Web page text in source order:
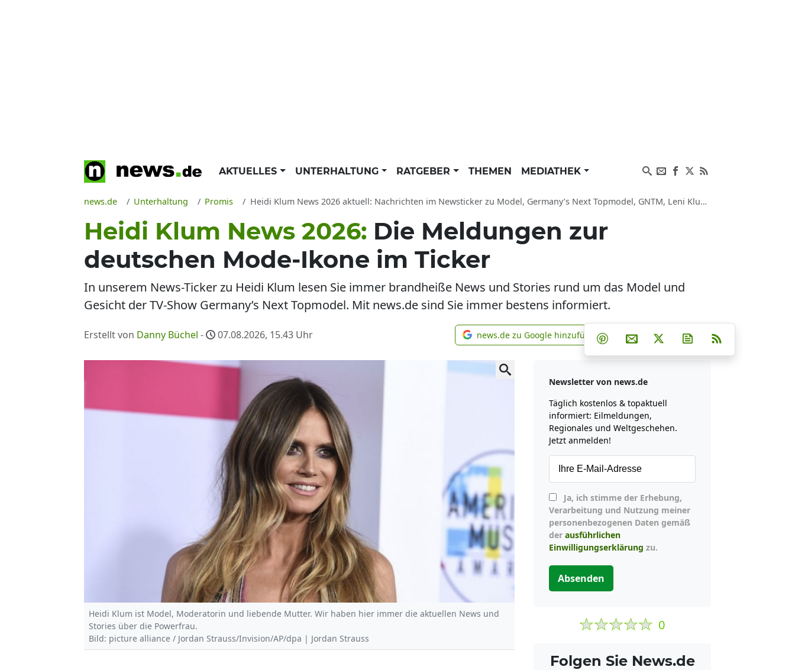
AKTUELLES UNTERHALTUNG RATGEBER THEMEN MEDIATHEK
news.de Unterhaltung Promis Heidi Klum News 2026 aktuell: Nachrichten im Newsticker zu Model, Germany’s Next Topmodel, GNTM, Leni Klum, Promi-Aufreger der Woche
Heidi Klum News 2026: Die Meldungen zur
deutschen Mode-Ikone im Ticker
In unserem News-Ticker zu Heidi Klum lesen Sie immer brandheiße News und Stories rund um das Model und
Gesicht der TV-Show Germany’s Next Topmodel. Mit news.de sind Sie immer bestens informiert.
Erstellt von Danny Büchel - 07.08.2026, 15.43 Uhr news.de zu Google hinzufügen
news.de zu Google hinzufügen Teilen auf Facebook
Teilen auf Whatsapp
Teilen auf Telegram
Teilen auf Pinterest
Per E-Mail teilen
Post auf XNewsletter
Heidi Klum ist Model, Moderatorin und liebende Mutter. Wir haben hier immer die aktuellen News und
Stories über die Powerfrau.
Bild: picture alliance / Jordan Strauss/Invision/AP/dpa | Jordan Strauss
Newsletter von news.de
Täglich kostenlos & topaktuell
informiert: Eilmeldungen,
Regionales und Weltgeschehen.
Jetzt anmelden!
Verarbeitung und Nutzung meiner
personenbezogenen Daten gemäß
der ausführlichen
Einwilligungserklärung zu.
Absenden
0
Folgen Sie News.de